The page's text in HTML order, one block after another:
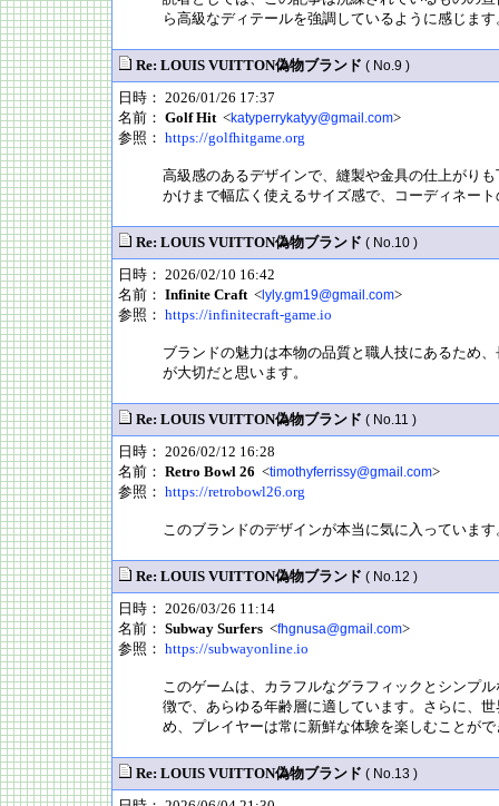
ら高級なディテールを強調しているように感じます
Re: LOUIS VUITTON偽物ブランド ( No.9 )
日時： 2026/01/26 17:37
名前： Golf Hit<katyperrykatyy@gmail.com>
参照： https://golfhitgame.org
高級感のあるデザインで、縫製や金具の仕上がり
かけまで幅広く使えるサイズ感で、コーディネー
Re: LOUIS VUITTON偽物ブランド ( No.10 )
日時： 2026/02/10 16:42
名前： Infinite Craft< lyly.gm19@gmail.com>
参照： https://infinitecraft-game.io
ブランドの魅力は本物の品質と職人技にあるため
が大切だと思います。
Re: LOUIS VUITTON偽物ブランド ( No.11 )
日時： 2026/02/12 16:28
名前： Retro Bowl 26 <timothyferrissy@gmail.com>
参照： https://retrobowl26.org
このブランドのデザインが本当に気に入っています
Re: LOUIS VUITTON偽物ブランド ( No.12 )
日時： 2026/03/26 11:14
名前： Subway Surfers <fhgnusa@gmail.com>
参照： https://subwayonline.io
このゲームは、カラフルなグラフィックとシンプ
徴で、あらゆる年齢層に適しています。さらに、
め、プレイヤーは常に新鮮な体験を楽しむことが
Re: LOUIS VUITTON偽物ブランド ( No.13 )